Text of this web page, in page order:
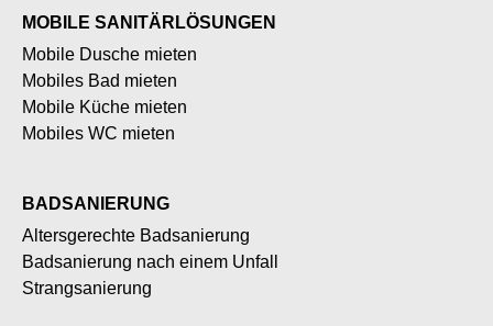
MOBILE SANITÄRLÖSUNGEN
Mobile Dusche mieten
Mobiles Bad mieten
Mobile Küche mieten
Mobiles WC mieten
BADSANIERUNG
Altersgerechte Badsanierung
Badsanierung nach einem Unfall
Strangsanierung